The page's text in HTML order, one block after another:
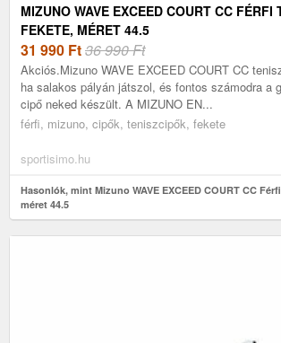
MIZUNO WAVE EXCEED COURT CC FÉRFI
FEKETE, MÉRET 44.5
31 990 Ft36 990 Ft
Akciós.Mizuno WAVE EXCEED COURT CC
ha salakos pályán játszol, és fontos számodra a
cipő neked készült. A MIZUNO EN...
férfi, mizuno, cipők, teniszcipők, fekete
sportisimo.hu
Hasonlók, mint Mizuno WAVE EXCEED COURT CC
méret 44.5